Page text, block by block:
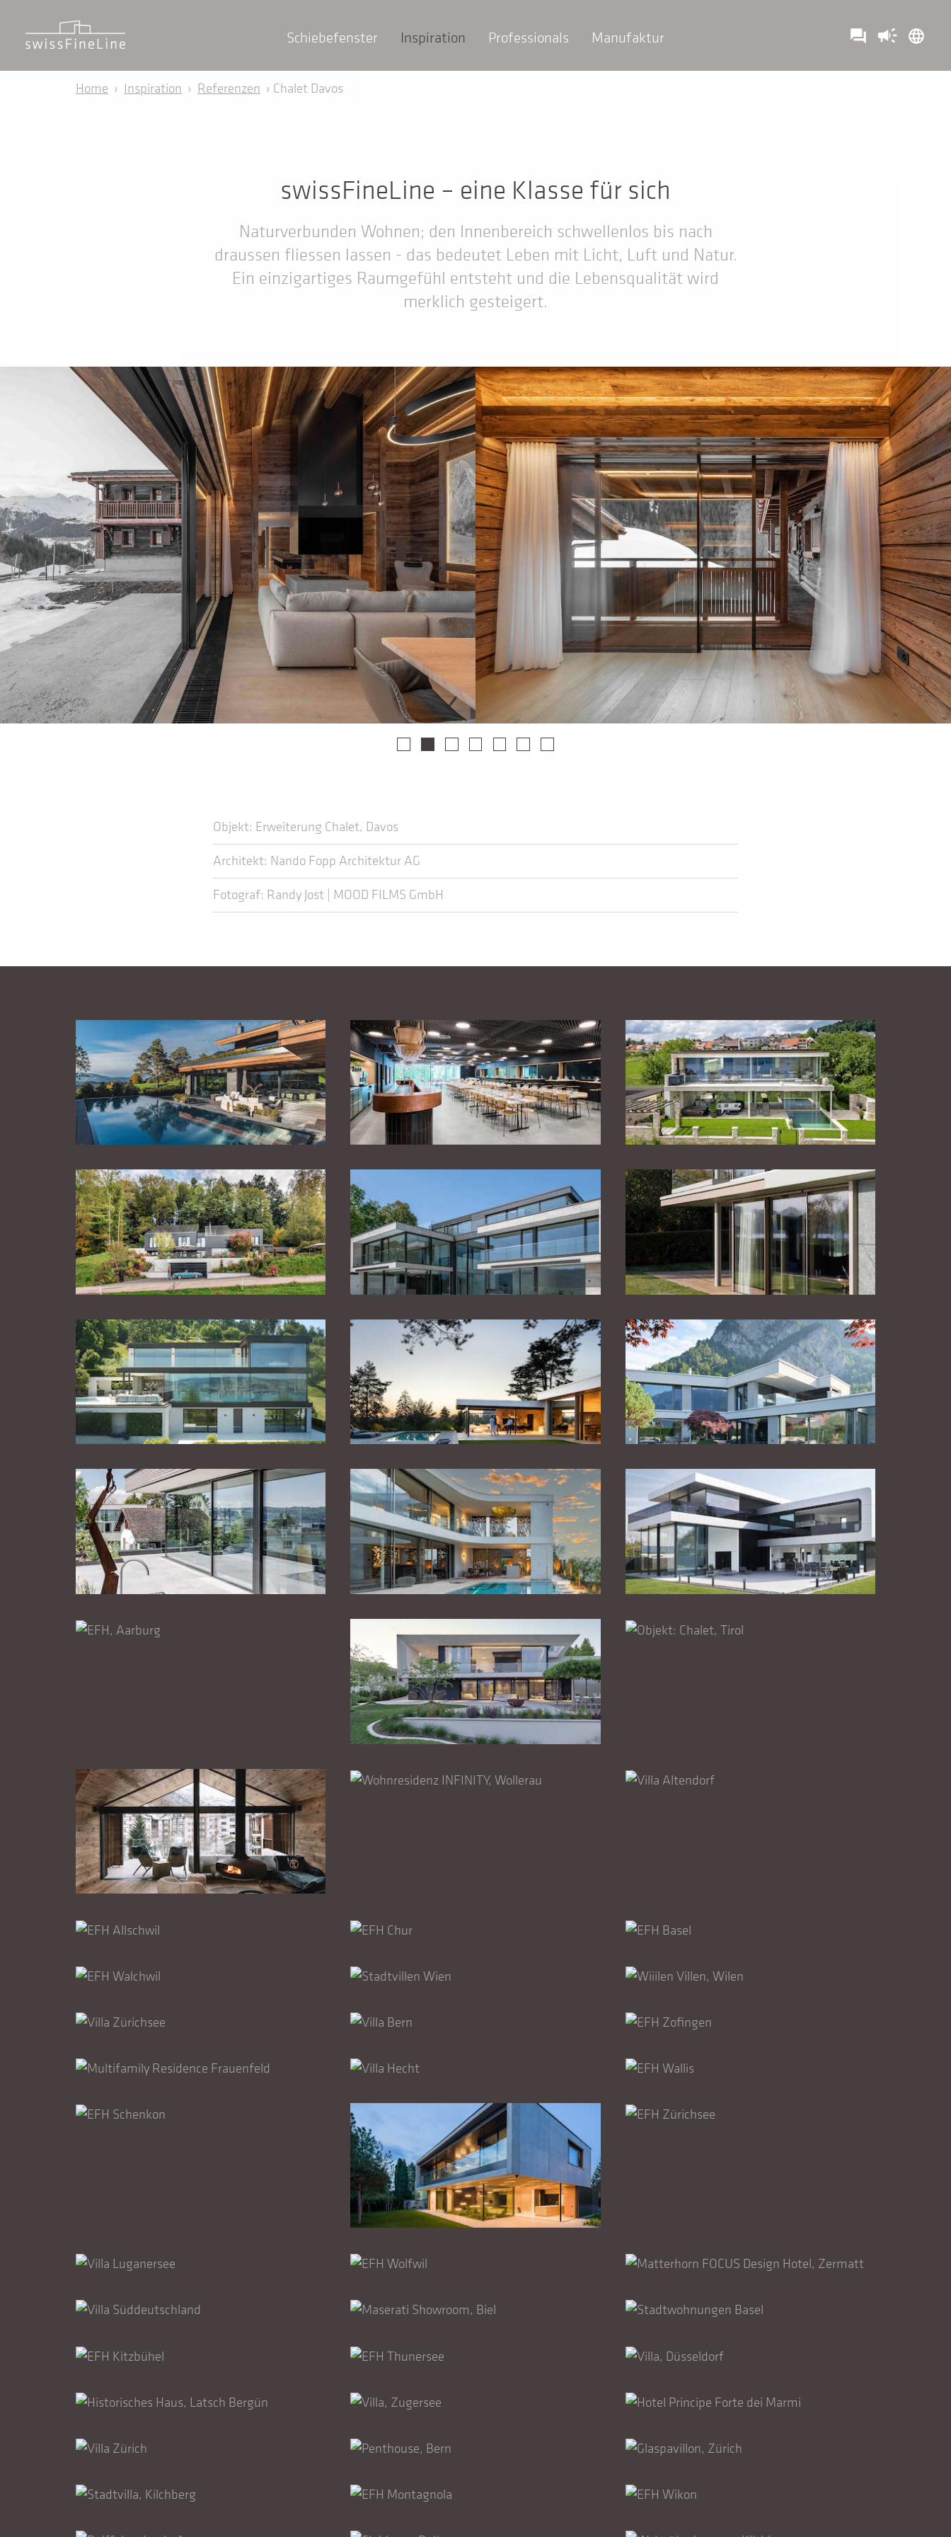
Schiebefenster Inspiration Professionals Manufaktur question_answer campaign language
Home › Inspiration › Referenzen › Chalet Davos
swissFineLine – eine Klasse für sich
Naturverbunden Wohnen; den Innenbereich schwellenlos bis nach
draussen fliessen lassen - das bedeutet Leben mit Licht, Luft und Natur.
Ein einzigartiges Raumgefühl entsteht und die Lebensqualität wird
merklich gesteigert.
Objekt: Erweiterung Chalet, Davos
Architekt: Nando Fopp Architektur AG
Fotograf: Randy Jost | MOOD FILMS GmbH